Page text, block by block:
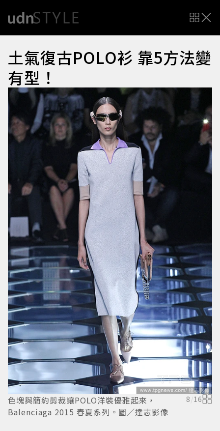
土氣復古POLO衫 靠5方法變
有型！
色塊與簡約剪裁讓POLO洋裝優雅起來，
Balenciaga 2015 春夏系列。圖／達志影像
8/16